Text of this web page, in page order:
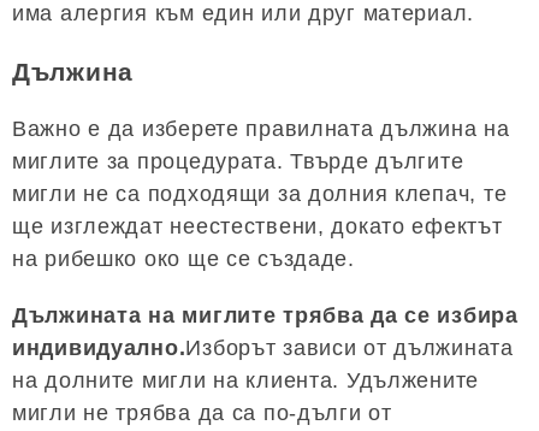
има алергия към един или друг материал.
Дължина
Важно е да изберете правилната дължина на
миглите за процедурата. Твърде дългите
мигли не са подходящи за долния клепач, те
ще изглеждат неестествени, докато ефектът
на рибешко око ще се създаде.
Дължината на миглите трябва да се избира
индивидуално.Изборът зависи от дължината
на долните мигли на клиента. Удължените
мигли не трябва да са по-дълги от